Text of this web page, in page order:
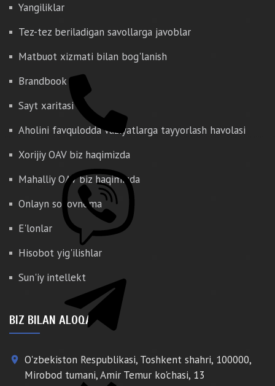
Yangiliklar
Tez-tez beriladigan savollarga javoblar
Matbuot xizmati bilan bog'lanish
Brandbook
Sayt xaritasi
Aholini favqulodda vaziyatlarga tayyorlash havolasi
Xorijiy OAV biz haqimizda
Mahalliy OAV biz haqimizda
Onlayn so'rovnoma
E'lonlar
Hisobot yig'ilishlar
Sun'iy intellekt
BIZ BILAN ALOQA
place O'zbekiston Respublikasi, Toshkent shahri, 100000,
Mirobod tumani, Amir Temur ko'chasi, 13